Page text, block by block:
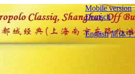
Mobile version
Deutsch
English 简体